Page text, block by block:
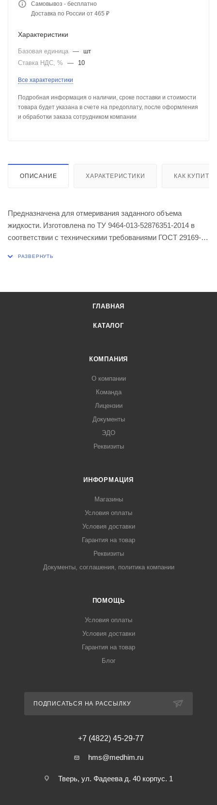
Самовывоз - бесплатно
Доставка по России от 465 ₽
Характеристики
Базовая единица —
шт
Ставка НДС, %
— 10
Все характеристики
Подробная информация о наличии, сроке поставки и стоимости
товара будет указана в счете на предоплату, после оформления
и обработки заказа сотрудником компании
ОПИСАНИЕ ХАРАКТЕРИСТИКИ КАК КУПИТЬ
Предназначена для отмеривания заданного объема
жидкости. Изготовлена по ТУ 9464-013-52876351-2014 в
соответствии с техническими требованиями ГОСТ 29169-
ГЛАВНАЯ
КАТАЛОГ
КОМПАНИЯ
О компании
Команда
Лицензии
Документы
ЭДО
Реквизиты
ИНФОРМАЦИЯ
Магазины
Условия оплаты
Условия доставки
Гарантия на товар
Реквизиты
Документы, соглашения, политика компании
ПОМОЩЬ
Условия оплаты
Условия доставки
Гарантия на товар
Блог
ПОДПИСАТЬСЯ НА РАССЫЛКУ
+7 (4822) 45-29-77
hms@medhim.ru
Тверь, ул. Фадеева д. 40 корпус. 1